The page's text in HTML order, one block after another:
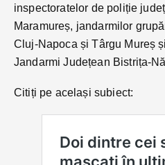
inspectoratelor de poliție
Maramureș, jandarmilor
Cluj-Napoca și Târgu Mureș
Jandarmi Județean Bistrița-
Citiți pe același subiect: